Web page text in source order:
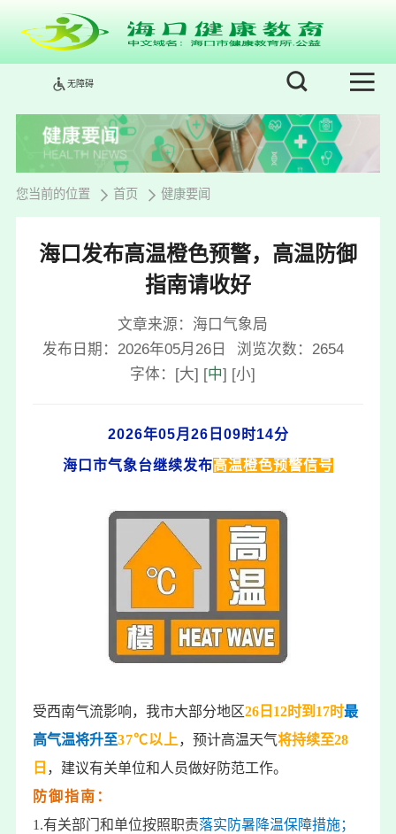
无障碍
您当前的位置 首页 健康要闻
海口发布高温橙色预警，高温防御
指南请收好
文章来源：海口气象局
发布日期：2026年05月26日
浏览次数： 2654
字体： [大] [中] [小]
2026年05月26日09时14分
海口市气象台继续发布高温橙色预警信号
受西南气流影响，我市大部分地区26日12时到17时最
高气温将升至37℃以上 ，预计高温天气将持续至28
日 ，建议有关单位和人员做好防范工作。
防御指南：
1.有关部门和单位按照职责落实防暑降温保障措施；